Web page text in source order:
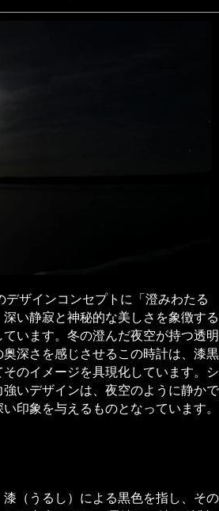
デザインコンセプトに「澄みわたる
い静寂と神秘的な美しさを象徴する
ています。冬の澄んだ夜空が持つ透明
深さを感じさせるこの時計は、漆黒
のイメージを具現化しています。シ
いデザインは、夜空のように静かで
印象を与えるものとなっています。
（うるし）による黒色を指し、その